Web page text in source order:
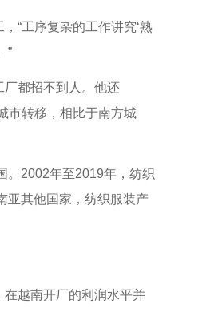
“工序复杂的工作讲究‘熟
”
都招不到人。他还
市转移，相比于南方城
2002年至2019年，纺织
亚其他国家，纺织服装产
越南开厂的利润水平并